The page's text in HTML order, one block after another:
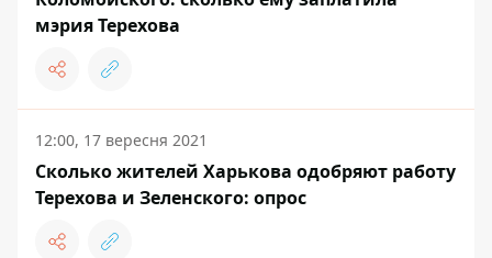
мэрия Терехова
12:00, 17 вересня 2021
Сколько жителей Харькова одобряют работу
Терехова и Зеленского: опрос